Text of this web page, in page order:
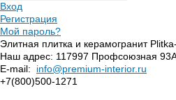
Вход
Регистрация
Мой пароль?
Элитная плитка и керамогранит
Наш адрес: 117997 Профсоюзная
E-mail:
info@premium-interior.ru
+7(800)500-1271